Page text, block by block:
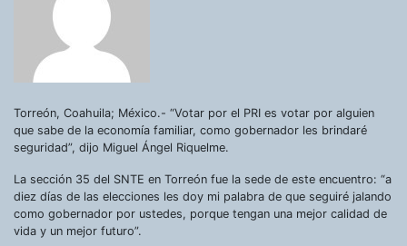
Torreón, Coahuila; México.- “Votar por el PRI es votar por alguien
que sabe de la economía familiar, como gobernador les brindaré
seguridad”, dijo Miguel Ángel Riquelme.
La sección 35 del SNTE en Torreón fue la sede de este encuentro: “a
diez días de las elecciones les doy mi palabra de que seguiré jalando
como gobernador por ustedes, porque tengan una mejor calidad de
vida y un mejor futuro”.